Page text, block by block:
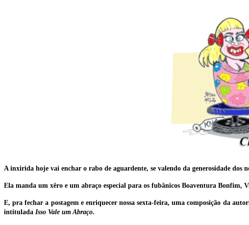
A inxirida hoje vai enchar o rabo de aguardente, se valendo da generosidade dos
Ela manda um xêro e um abraço especial para os fubânicos Boaventura Bonfim,
E, pra fechar a postagem e enriquecer nossa sexta-feira, uma composição da
intitulada Isso Vale um Abraço.